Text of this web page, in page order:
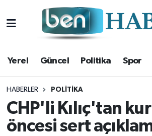
Yerel Güncel Politika Spor
HABERLER POLITIKA
CHP'li Kılıç'tan
öncesi sert
Yerel
Güncel
Politika
Spor
Hava Durumu
Trafik Durumu
Süper Lig Puan Durumu ve
Tüm Manşetler